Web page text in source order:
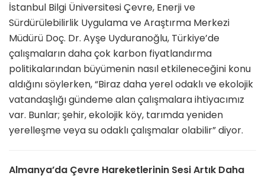
İstanbul Bilgi Üniversitesi Çevre, Enerji ve
Sürdürülebilirlik Uygulama ve Araştırma Merkezi
Müdürü Doç. Dr. Ayşe Uyduranoğlu, Türkiye’de
çalışmaların daha çok karbon fiyatlandırma
politikalarından büyümenin nasıl etkileneceğini konu
aldığını söylerken, “Biraz daha yerel odaklı ve ekolojik
vatandaşlığı gündeme alan çalışmalara ihtiyacımız
var. Bunlar; şehir, ekolojik köy, tarımda yeniden
yerelleşme veya su odaklı çalışmalar olabilir” diyor.
Almanya’da Çevre Hareketlerinin Sesi Artık Daha